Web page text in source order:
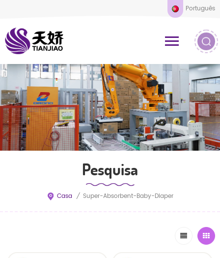
Português
Pesquisa
Casa / Super-Absorbent-Baby-Diaper